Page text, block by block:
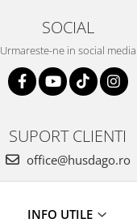
SOCIAL
Urmareste-ne in social media
SUPORT CLIENTI
office@husdago.ro
INFO UTILE